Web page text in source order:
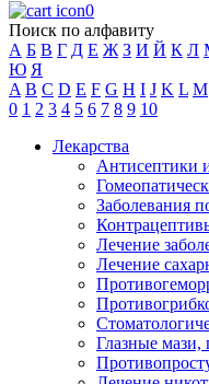
0
Поиск по алфавиту
А Б В Г Д Е Ж З И Й К Л
Ю Я
A B C D E F G H I J K L M
0 1 2 3 4 5 6 7 8 9 10
Лекарства
Антисептики
Заболевания
Лечение
Лечение
Глазные мази,